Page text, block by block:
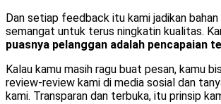
Dan setiap feedback itu kami jadikan bahan
semangat untuk terus ningkatin kualitas.
puasnya pelanggan adalah pencapaian
Kalau kamu masih ragu buat pesan, kamu
review-review kami di media sosial dan
kami. Transparan dan terbuka, itu prinsip